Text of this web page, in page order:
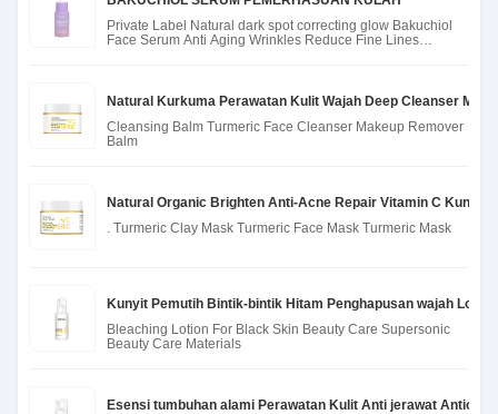
Private Label Natural dark spot correcting glow Bakuchiol
Face Serum Anti Aging Wrinkles Reduce Fine Lines
Natural Kurkuma Perawatan Kulit Wajah Deep Cleanser
Cleansing Balm Turmeric Face Cleanser Makeup Remover
Balm
Natural Organic Brighten Anti-Acne Repair Vitamin C Kunyit
. Turmeric Clay Mask Turmeric Face Mask Turmeric Mask
Kunyit Pemutih Bintik-bintik Hitam Penghapusan wajah
Bleaching Lotion For Black Skin Beauty Care Supersonic
Beauty Care Materials
Esensi tumbuhan alami Perawatan Kulit Anti jerawat